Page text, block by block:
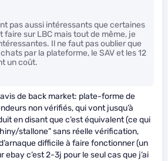
pas aussi intéressants que certaines
faire sur LBC mais tout de même, je
Il ne faut pas oublier que
par la plateforme, le SAV et les 12
un coût.
de back market: plate-forme de
non vérifiés, qui vont jusqu’à
en disant que c’est équivalent (ce qui
stallone” sans réelle vérification,
difficile à faire fonctionner (un
ebay c’est 2-3j pour le seul cas que j’ai